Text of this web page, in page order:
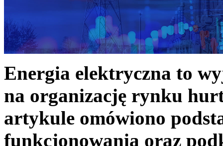
Energia elektryczna to
na organizację rynku
artykule omówiono
funkcjonowania oraz